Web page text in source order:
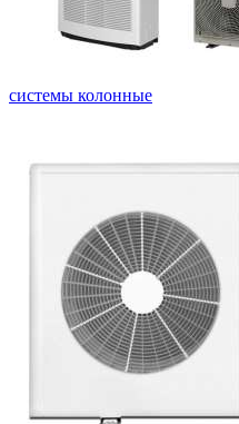
системы колонные